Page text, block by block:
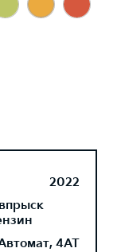
2022
4AT